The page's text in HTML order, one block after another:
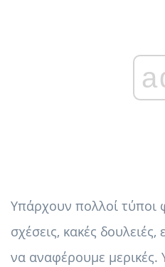
Υπάρχουν πολλοί τύποι
σχέσεις, κακές δουλειές,
να αναφέρουμε μερικές.